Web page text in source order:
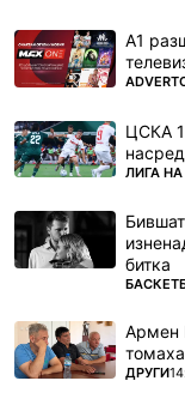
А1
ПОВЕЧЕ
ЦСКА
ПОВЕЧЕ
ЛИГА
битка
ПОВЕЧЕ
Армен
ПОВЕЧЕ
ДРУГИ